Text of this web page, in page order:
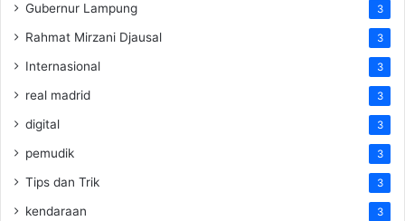
Gubernur Lampung 3
Rahmat Mirzani Djausal 3
Internasional 3
real madrid 3
digital 3
pemudik 3
Tips dan Trik 3
kendaraan 3